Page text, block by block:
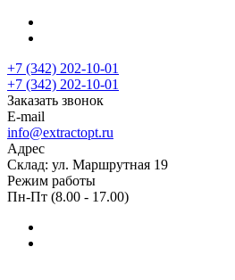
+7 (342) 202-10-01
+7 (342) 202-10-01
Заказать звонок
E-mail
info@extractopt.ru
Адрес
Склад: ул. Маршрутная 19
Режим работы
Пн-Пт (8.00 - 17.00)